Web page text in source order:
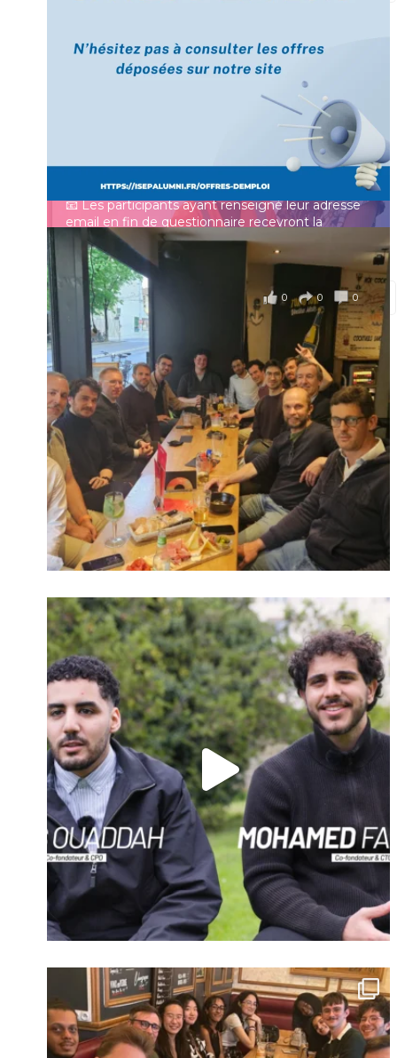
Charger plus Suivre sur Instagram
[Enquête IESF 2026] Top départ 🚀
👩‍🎓 Ingénieurs diplômés, vous avez jusqu’au 31
mai pour participer et faire entendre votre voix !
Depuis plus de 60 ans, cette enquête vise à établir
un panorama complet de la situation socio-
professionnelle des ingénieurs et scientifiques
français.
📧 Les participants ayant renseigné leur adresse
email en fin de questionnaire recevront la
synthèse des résultats...Voir plus
il y a 4 mois
0 0 0
Voir sur Facebook
Prénom
Mot de passe
Se souvenir de moi
Connexion
Identifiant oublié ?
Mot de passe
oublié ?